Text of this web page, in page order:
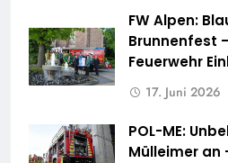
FW Alpen:
Brunnenfest
Feuerwehr
17. Juni 2026
POL-ME:
Mülleimer an